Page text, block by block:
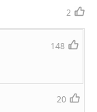
2
148
20